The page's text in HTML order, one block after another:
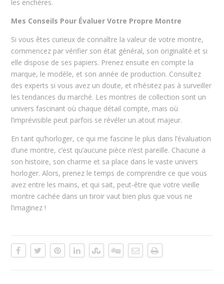
les enchères.
Mes Conseils Pour Évaluer Votre Propre Montre
Si vous êtes curieux de connaître la valeur de votre montre,
commencez par vérifier son état général, son originalité et si
elle dispose de ses papiers. Prenez ensuite en compte la
marque, le modèle, et son année de production. Consultez
des experts si vous avez un doute, et n’hésitez pas à surveiller
les tendances du marché. Les montres de collection sont un
univers fascinant où chaque détail compte, mais où
l’imprévisible peut parfois se révéler un atout majeur.
En tant qu’horloger, ce qui me fascine le plus dans l’évaluation
d’une montre, c’est qu’aucune pièce n’est pareille. Chacune a
son histoire, son charme et sa place dans le vaste univers
horloger. Alors, prenez le temps de comprendre ce que vous
avez entre les mains, et qui sait, peut-être que votre vieille
montre cachée dans un tiroir vaut bien plus que vous ne
l’imaginez !